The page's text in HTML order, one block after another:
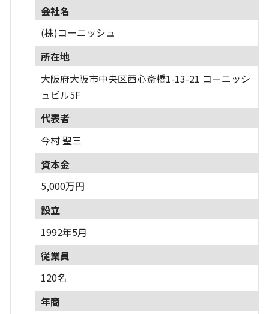
会社名
(株)コーニッシュ
所在地
大阪府大阪市中央区西心斎橋1-13-21 コーニッシ
ュビル5F
代表者
今村 聖三
資本金
5,000万円
設立
1992年5月
従業員
120名
年商